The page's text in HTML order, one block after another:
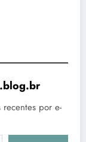
recentes por e-